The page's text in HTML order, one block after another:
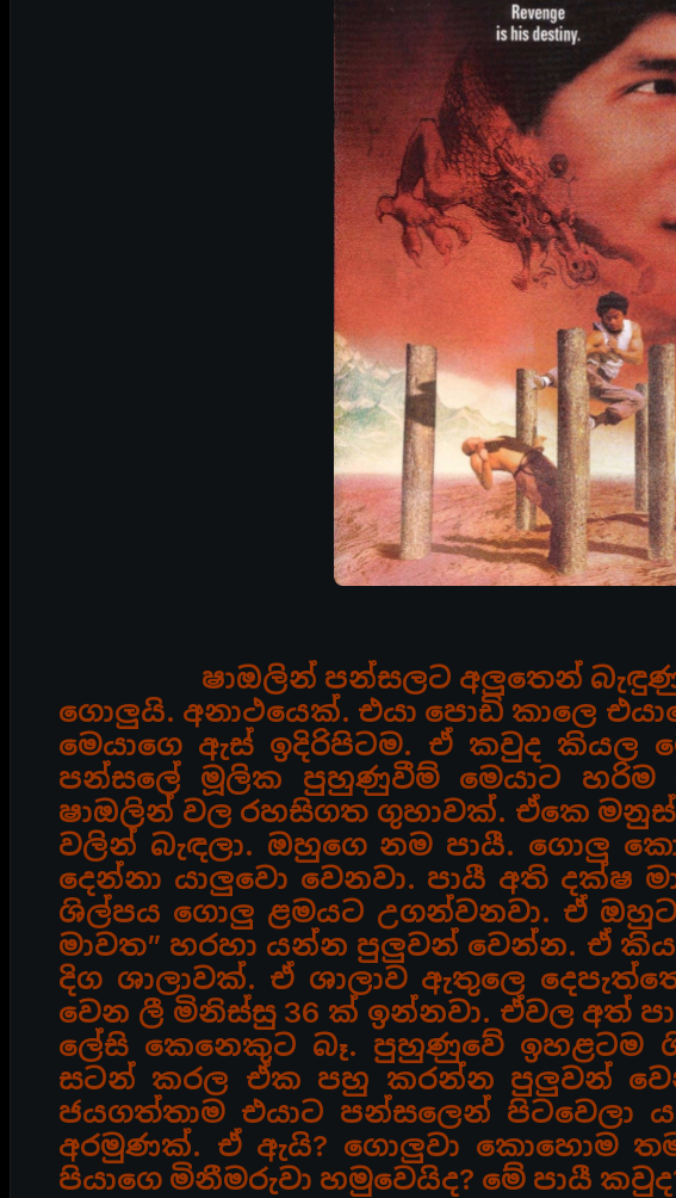
ෂාඔලින් පන්සලට අලුතෙන්
ගොලුයි. අනාථයෙක්. එයා පොඩි කාලෙ
මෙයාගෙ ඇස් ඉදිරිපිටම. ඒ කවුද කියල
පන්සලේ මූලික පුහුණුවීම් මෙයාට හරිම
ෂාඔලින් වල රහසිගත ගුහාවක්. ඒකෙ
වලින් බැඳලා. ඔහුගෙ නම පායී. ගොලු
දෙන්නා යාලුවො වෙනවා. පායී අති දක්ෂ
ශිල්පය ගොලු ළමයට උගන්වනවා. ඒ
මාවත” හරහා යන්න පුලුවන් වෙන්න. ඒ
දිග ශාලාවක්. ඒ ශාලාව ඇතුලෙ
වෙන ලී මිනිස්සු 36 ක් ඉන්නවා. ඒවල අත්
ලේසි කෙනෙකුට බෑ. පුහුණුවේ
සටන් කරල ඒක පහු කරන්න පුලුවන්
ජයගත්තාම එයාට පන්සලෙන් පිටවෙලා
අරමුණක්. ඒ ඇයි? ගොලුවා කොහොම
පියාගෙ මිනීමරුවා හමුවෙයිද? මේ පායී